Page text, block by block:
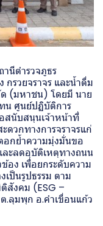
นีตำรวจภูธร
รวยจราจร และน้ำดื่ม
ด (มหาชน) โดยมี นาย
ศูนย์ปฏิบัติการ
สนับสนุนเจ้าหน้าที่
ดวกทางการจราจรแก่
อกย้ำความมุ่งมั่นขอ
ะลดอุบัติเหตุทางถนน
อง เพื่อยกระดับความ
ป็นรูปธรรม ตาม
สังคม (ESG –
.ลุมพุก อ.คำเขื่อนแก้ว